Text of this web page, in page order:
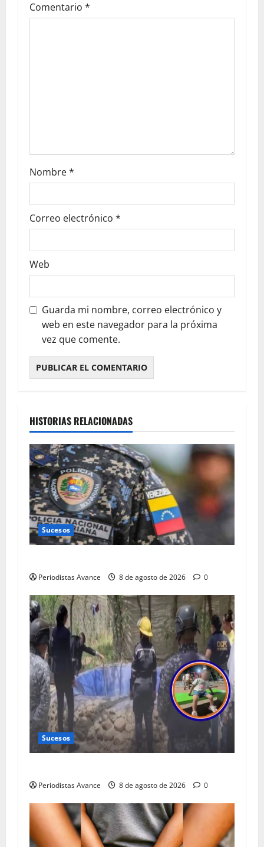
Comentario *
Nombre*
Correo electrónico *
Web
Guarda mi nombre, correo electrónico y
web en este navegador para la próxima
vez que comente.
HISTORIAS RELACIONADAS
Sucesos
Periodistas Avance 8 de agosto de 2026 0
Sucesos
Periodistas Avance 8 de agosto de 2026 0